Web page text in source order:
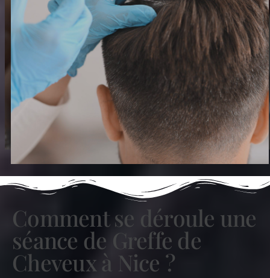
Comment se déroule une
séance de Greffe de
Cheveux à Nice ?